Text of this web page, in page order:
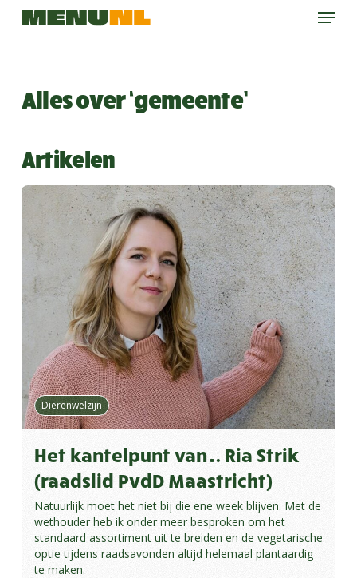
Skip
Menu
Alles over ‘gemeente’
Artikelen
Dierenwelzijn
Het kantelpunt van… Ria Strik
(raadslid PvdD Maastricht)
Natuurlijk moet het niet bij die ene week blijven. Met de
wethouder heb ik onder meer besproken om het
standaard assortiment uit te breiden en de vegetarische
optie tijdens raadsavonden altijd helemaal plantaardig
te maken.